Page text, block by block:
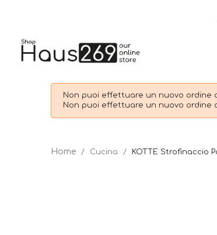
Non puoi effettuare un nuovo ordine
Non puoi effettuare un nuovo ordine
Cucina KOTTE Strofinaccio